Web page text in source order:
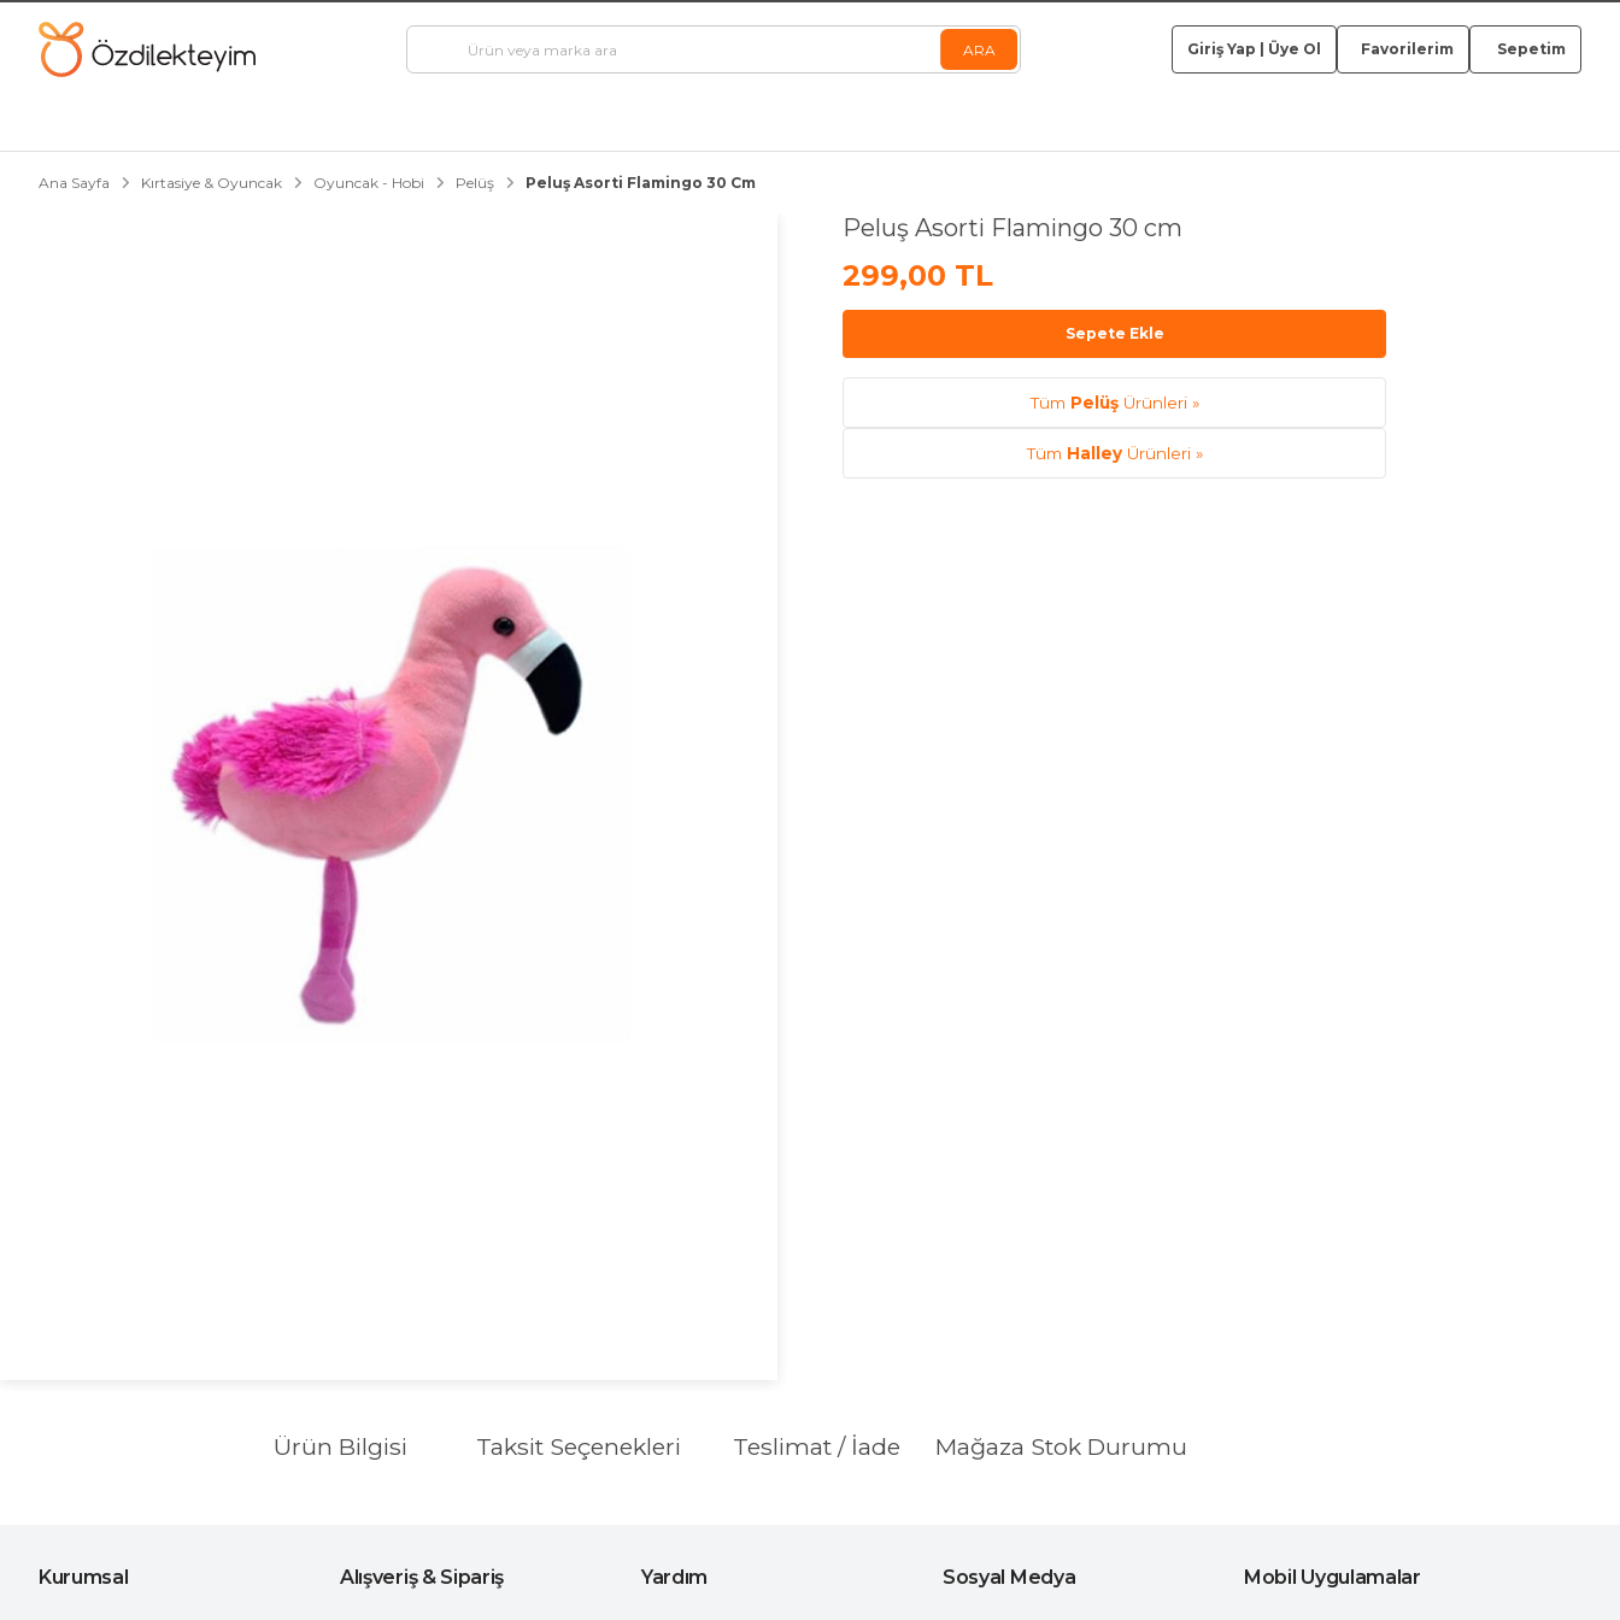
Giriş Yap Üye Ol Favorilerim Sepetim
Ana Sayfa Kırtasiye & Oyuncak Oyuncak - Hobi Pelüş Peluş Asorti Flamingo 30 Cm
Peluş Asorti Flamingo 30 cm
299,00 TL
Sepete Ekle
Tüm PelüşÜrünleri »
Tüm HalleyÜrünleri »
Ürün Bilgisi Taksit Seçenekleri Teslimat / İade Mağaza Stok Durumu
Kurumsal Alışveriş & Sipariş Yardım Sosyal Medya Mobil Uygulamalar